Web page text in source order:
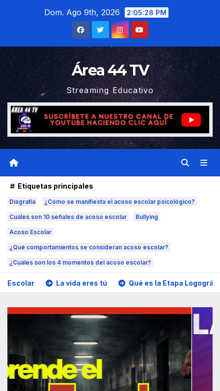
Dom. Ago 9th, 2026 2:05:28 PM
Área 44 TV
Streaming Educativo
Etiquetas principales
Disgrafía ¿Cómo se manifiesta el acoso escolar psicológico?
Cuáles son 10 señales de acoso escolar Bullying
Acoso Escolar
¿Qué comportamientos se consideran acoso escolar?
¿Cuáles son los 4 momentos del acoso escolar?
La vida eres tú Qué es la Etapa Logográfica